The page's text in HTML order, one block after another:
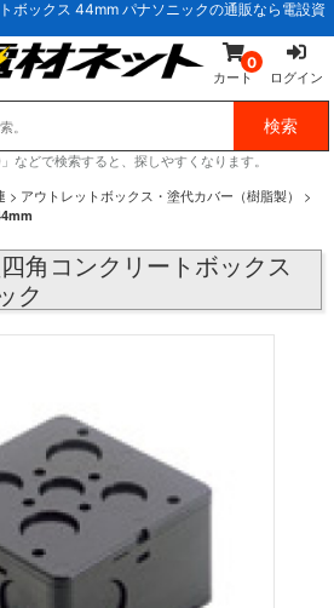
ボックス 44mm パナソニックの通販なら電設資
0
カート ログイン
などで検索すると、探しやすくなります。
> アウトレットボックス・塗代カバー（樹脂製） >
角コンクリートボックス
ク